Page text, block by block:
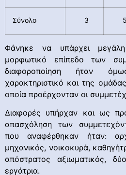
Σύνολο 3 5
Φάνηκε να υπάρχει
μορφωτικό επίπεδο των
διαφοροποίηση ήταν
χαρακτηριστικό και της
οποία προέρχονταν οι
Διαφορές υπήρχαν και ως
απασχόληση των
που αναφέρθηκαν ήταν:
μηχανικός, νοικοκυρά,
απόστρατος αξιωματικός,
εργάτρια.